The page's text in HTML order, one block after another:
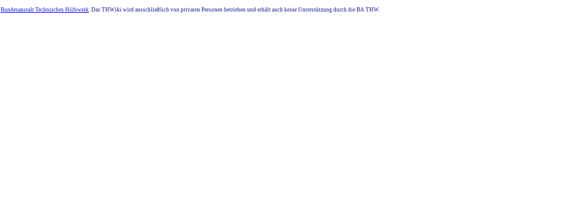
Bundesanstalt Technisches Hilfswerk. Das THWiki wird ausschließlich von privaten Personen betrieben und erhält auch keine Unterstützung durch die BA THW.